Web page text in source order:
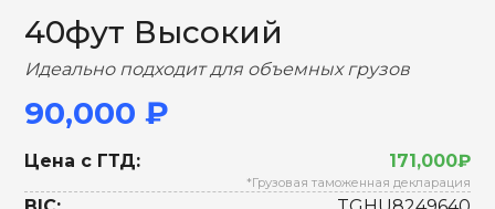
40фут Высокий
Идеально подходит для объемных грузов
90,000 ₽
Цена с ГТД: 171,000₽
*Грузовая таможенная декларация